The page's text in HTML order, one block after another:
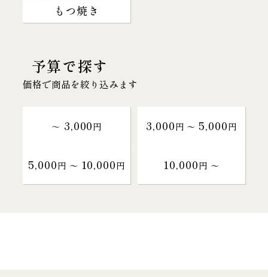
もつ焼き
予算で探す
価格で商品を絞り込みます
～ 3,000円 3,000円 〜 5,000円
5,000円 〜 10,000円 10,000円 〜